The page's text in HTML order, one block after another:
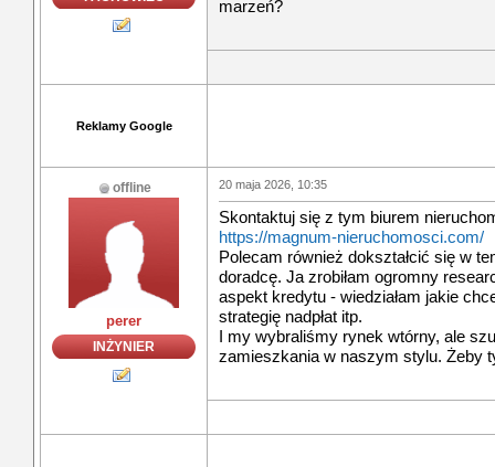
marzeń?
Reklamy Google
offline
perer
INŻYNIER
20 maja 2026, 10:35
Skontaktuj się z tym biurem
https://magnum-nieruchomosci.com/
Polecam również dokształcić się w
doradcę. Ja zrobiłam ogromny
aspekt kredytu - wiedziałam jakie
strategię nadpłat itp.
I my wybraliśmy rynek wtórny, ale
zamieszkania w naszym stylu. Żeby